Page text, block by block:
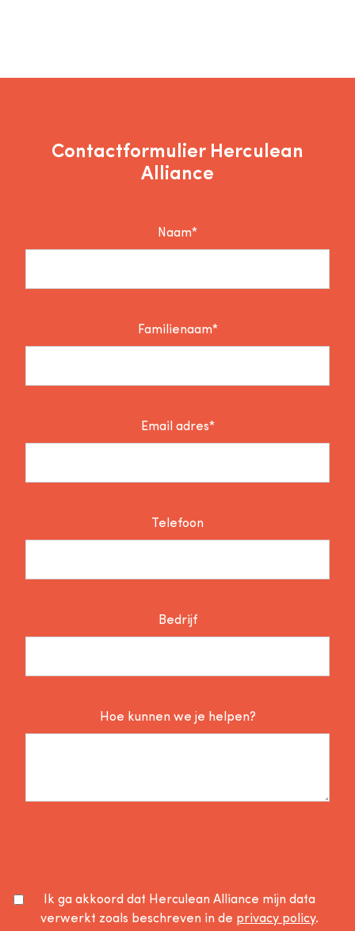
Contactformulier Herculean
Alliance
Naam*
Familienaam*
Email adres*
Telefoon
Bedrijf
Hoe kunnen we je helpen?
Ik ga akkoord dat Herculean Alliance mijn data
verwerkt zoals beschreven in de privacy policy.